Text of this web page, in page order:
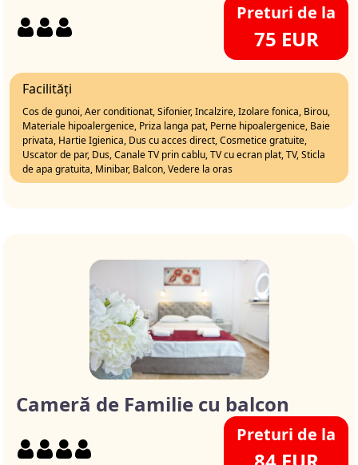
Preturi de la
75 EUR
Facilități
Cos de gunoi, Aer conditionat, Sifonier, Incalzire, Izolare fonica, Birou,
Materiale hipoalergenice, Priza langa pat, Perne hipoalergenice, Baie
privata, Hartie Igienica, Dus cu acces direct, Cosmetice gratuite,
Uscator de par, Dus, Canale TV prin cablu, TV cu ecran plat, TV, Sticla
de apa gratuita, Minibar, Balcon, Vedere la oras
Cameră de Familie cu balcon
Preturi de la